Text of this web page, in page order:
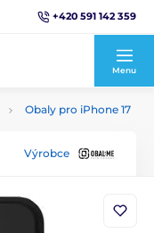
+420 591 142 359
Menu
Obaly pro iPhone 17
Výrobce